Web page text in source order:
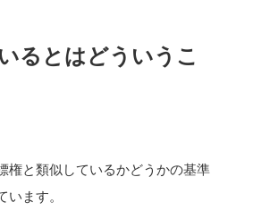
るとはどういうこ
権と類似しているかどうかの基準
います。